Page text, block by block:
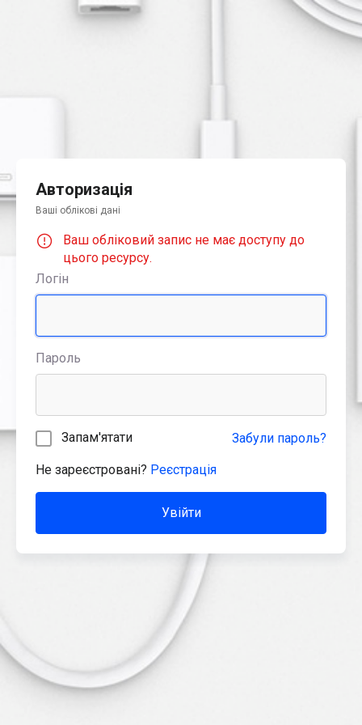
Авторизація
Ваші облікові дані
Ваш обліковий запис не має доступу до
цього ресурсу.
Логін
Пароль
Запам'ятати Забули пароль?
Не зареєстровані? Реєстрація